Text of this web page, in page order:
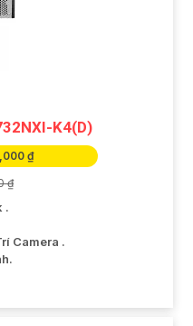
K4(D)
₫
₫
.
Camera .